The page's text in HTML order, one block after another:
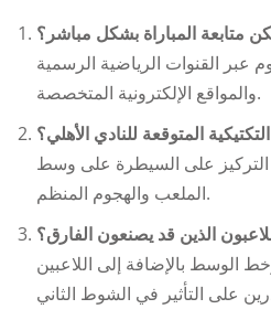
متابعة المباراة بشكل مباشر؟
عبر القنوات الرياضية الرسمية
والمواقع الإلكترونية المتخصصة.
المتوقعة للنادي الأهلي؟
على 4-2-3-1 مع التركيز على السيطرة على وسط
الملعب والهجوم المنظم.
الذين قد يصنعون الفارق؟
الوسط بالإضافة إلى اللاعبين